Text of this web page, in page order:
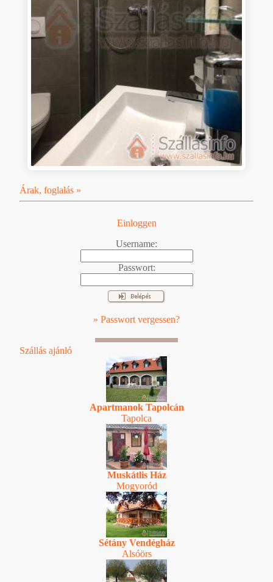
Árak, foglalás »
Einloggen
Username:
Passwort:
» Passwort vergessen?
Szállás ajánló
Apartmanok Tapolcán
Tapolca
Muskátlis Ház
Mogyoród
Sétány Vendégház
Alsóörs